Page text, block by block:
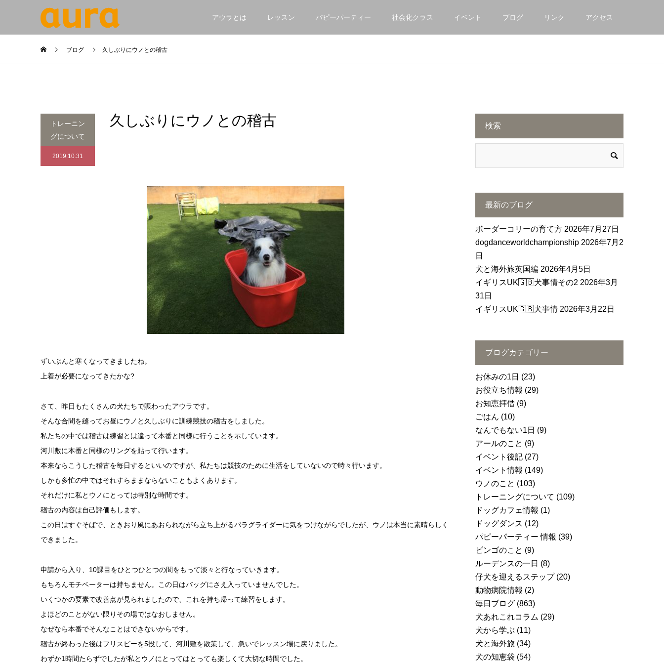
アウラとは レッスン パピーパーティー 社会化クラス イベント ブログ リンク アクセス
ブログ 久しぶりにウノとの稽古
トレーニン
グについて
2019.10.31
久しぶりにウノとの稽古
ずいぶんと寒くなってきましたね。
上着が必要になってきたかな?
さて、昨日もたくさんの犬たちで賑わったアウラです。
そんな合間を縫ってお昼にウノと久しぶりに訓練競技の稽古をしました。
私たちの中では稽古は練習とは違って本番と同様に行うことを示しています。
河川敷に本番と同様のリングを貼って行います。
本来ならこうした稽古を毎日するといいのですが、私たちは競技のために生活をしていないので時々行います。
しかも多忙の中ではそれすらままならないこともよくあります。
それだけに私とウノにとっては特別な時間です。
稽古の内容は自己評価もします。
この日はすぐそばで、ときおり風にあおられながら立ち上がるパラグライダーに気をつけながらでしたが、ウノは本当に素晴らしく
できました。
申請から入り、10課目をひとつひとつの間をもって淡々と行なっていきます。
もちろんモチベーターは持ちません。この日はバッグにさえ入っていませんでした。
いくつかの要素で改善点が見られましたので、これを持ち帰って練習をします。
よほどのことがない限りその場ではなおしません。
なぜなら本番でそんなことはできないからです。
稽古が終わった後はフリスビーを5投して、河川敷を散策して、急いでレッスン場に戻りました。
わずか1時間たらずでしたが私とウノにとってはとっても楽しくて大切な時間でした。
検索
最新のブログ
ボーダーコリーの育て方 2026年7月27日
dogdanceworldchampionship 2026年7月2
日
犬と海外旅英国編 2026年4月5日
イギリスUK🇬🇧犬事情その2 2026年3月
31日
イギリスUK🇬🇧犬事情 2026年3月22日
ブログカテゴリー
お休みの1日 (23)
お役立ち情報 (29)
お知恵拝借 (9)
ごはん (10)
なんでもない1日 (9)
アールのこと (9)
イベント後記 (27)
イベント情報 (149)
ウノのこと (103)
トレーニングについて (109)
ドッグカフェ情報 (1)
ドッグダンス (12)
パピーパーティー 情報 (39)
ビンゴのこと (9)
ルーデンスの一日 (8)
仔犬を迎えるステップ(20)
動物病院情報 (2)
毎日ブログ (863)
犬あれこれコラム (29)
犬から学ぶ (11)
犬と海外旅 (34)
犬の知恵袋 (54)